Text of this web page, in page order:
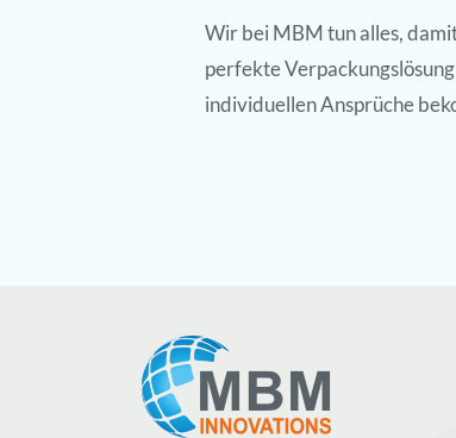
Wir bei MBM tun alles,
perfekte
individuellen Ansprüche